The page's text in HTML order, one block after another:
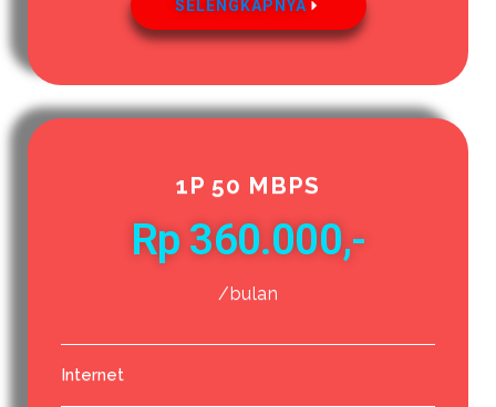
SELENGKAPNYA
1P 50 MBPS
Rp 360.000,-
/bulan
Internet